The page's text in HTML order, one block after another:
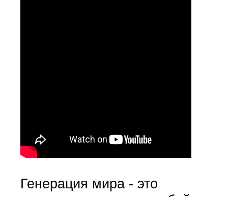
Генерация мира - это